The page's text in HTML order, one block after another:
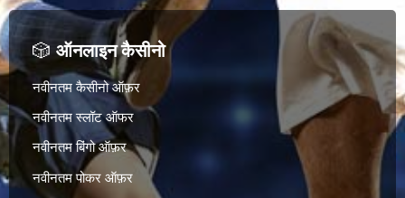
🎲ऑनलाइन कैसीनो
नवीनतम कैसीनो ऑफ़र
नवीनतम स्लॉट ऑफर
नवीनतम बिंगो ऑफ़र
नवीनतम पोकर ऑफ़र